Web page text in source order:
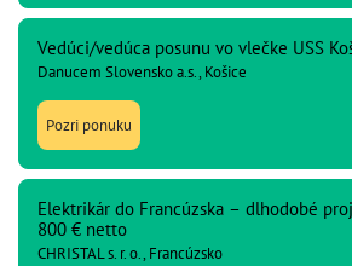
Vedúci/vedúca posunu vo vlečke USS
Danucem Slovensko a.s., Košice
Pozri ponuku
Elektrikár do Francúzska – dlhodobé
800 € netto
CHRISTAL s. r. o., Francúzsko